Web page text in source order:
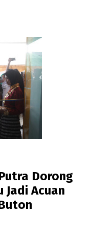
Dorong
Jadi Acuan